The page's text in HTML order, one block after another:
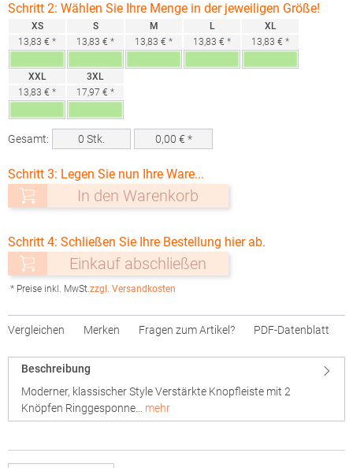
Schritt 2: Wählen Sie Ihre Menge in der jeweiligen Größe!
XS
13,83 € *
S
13,83 € *
M
13,83 € *
L
13,83 € *
XL
13,83 € *
XXL
13,83 € *
3XL
17,97 € *
Gesamt: 0 Stk. 0,00 € *
Schritt 3: Legen Sie nun Ihre Ware...
In den Warenkorb
Schritt 4: Schließen Sie Ihre Bestellung hier ab.
Einkauf abschließen
* Preise inkl. MwSt.zzgl. Versandkosten
Vergleichen Merken Fragen zum Artikel? PDF-Datenblatt
Beschreibung
Moderner, klassischer Style Verstärkte Knopfleiste mit 2
Knöpfen Ringgesponne… mehr